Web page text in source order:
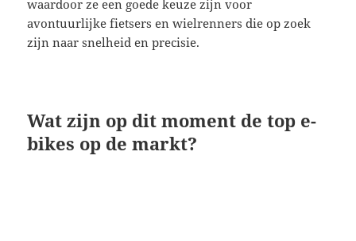
waardoor ze een goede keuze zijn voor
avontuurlijke fietsers en wielrenners die op zoek
zijn naar snelheid en precisie.
Wat zijn op dit moment de top e-
bikes op de markt?